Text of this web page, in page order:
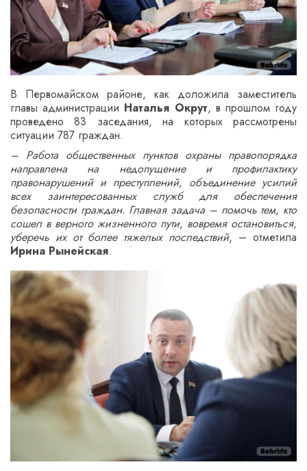
В Первомайском районе, как доложила заместитель
главы администрации Наталья Окрут, в прошлом году
проведено 83 заседания, на которых рассмотрены
ситуации 787 граждан.
– Работа общественных пунктов охраны правопорядка
направлена на недопущение и профилактику
правонарушений и преступлений, объединение усилий
всех заинтересованных служб для обеспечения
безопасности граждан. Главная задача – помочь тем, кто
сошел в верного жизненного пути, вовремя остановиться,
уберечь их от более тяжелых последствий, – отметила
Ирина Рынейская.